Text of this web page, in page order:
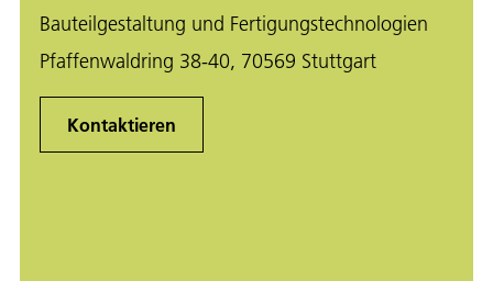
Bauteilgestaltung und Fertigungstechnologien
Pfaffenwaldring 38-40, 70569 Stuttgart
Kontaktieren